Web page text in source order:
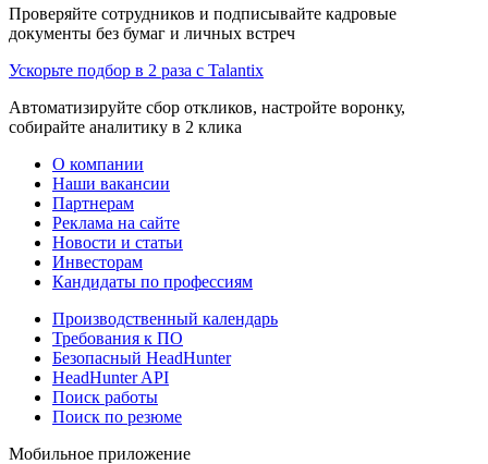
Проверяйте сотрудников и подписывайте кадровые
документы без бумаг и личных встреч
Ускорьте подбор в 2 раза с Talantix
Автоматизируйте сбор откликов, настройте воронку,
собирайте аналитику в 2 клика
О компании
Наши вакансии
Партнерам
Реклама на сайте
Новости и статьи
Инвесторам
Кандидаты по профессиям
Производственный календарь
Требования к ПО
Безопасный HeadHunter
HeadHunter API
Поиск работы
Поиск по резюме
Мобильное приложение